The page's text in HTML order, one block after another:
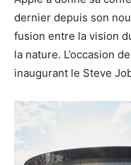
dernier depuis son
fusion entre la vision
la nature. L’occasion
inaugurant le Steve